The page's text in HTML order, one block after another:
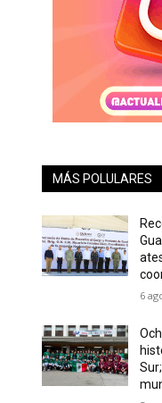
MÁS POLULARES
6